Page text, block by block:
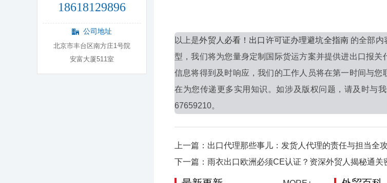
18618129896
公司地址
北京市丰台区南方庄1号院
安富大厦511室
以上是外贸人必看！出口许可证办理避坑全指南 的全部内
型，我们将为您量身定制国际货运方案并提供进出口报
信息将得到及时响应，我们的工作人员将在第一时间与
在为您传递更多实用知识。如涉及版权问题，请及时与
67659210。
上一篇：出口代理那些事儿：发货人代理的责任与担当全
下一篇：雨衣出口欧洲必须CE认证？资深外贸人揭秘通关